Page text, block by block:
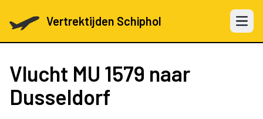
Vertrektijden Schiphol Open
Vlucht MU 1579 naar
Dusseldorf